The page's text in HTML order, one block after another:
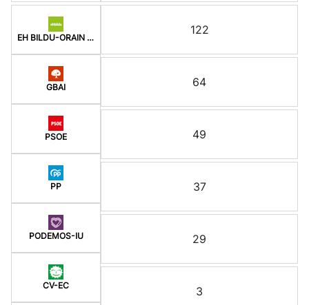
EH BILDU-ORAIN ERREP
GBAI
PSOE
PP
PODEMOS-IU
CV-EC
122
64
49
37
29
3